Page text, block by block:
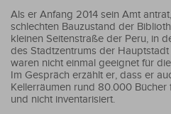
Als er Anfang 2014 sein Amt
schlechten Bauzustand der
kleinen Seitenstraße der Peru, in
des Stadtzentrums der
waren nicht einmal geeignet für
Im Gespräch erzählt er, dass er
Kellerräumen rund 80.000 Bücher
und nicht inventarisiert.